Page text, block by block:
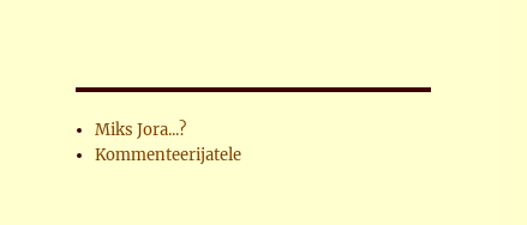
Miks Jora...?
Kommenteerijatele